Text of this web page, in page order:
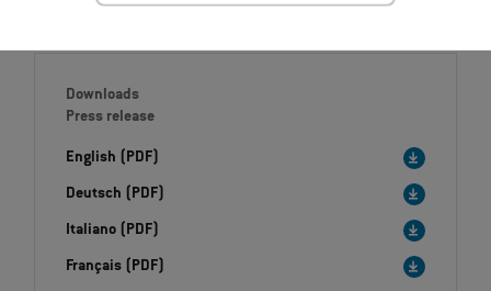
Downloads
Press release
English (PDF)
Deutsch (PDF)
Italiano (PDF)
Français (PDF)